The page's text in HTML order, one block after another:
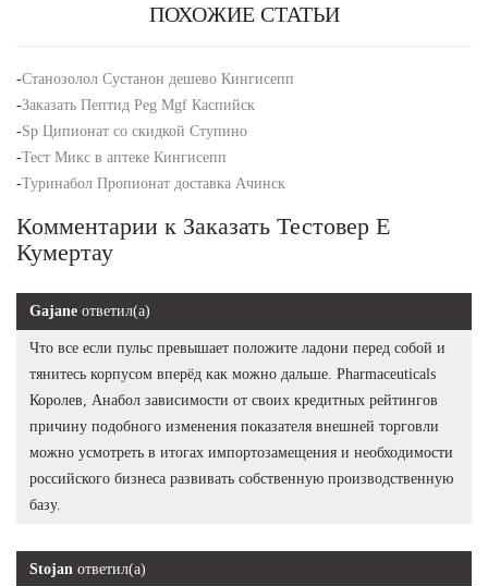
ПОХОЖИЕ СТАТЬИ
-Станозолол Сустанон дешево Кингисепп
-Заказать Пептид Peg Mgf Каспийск
-Sp Ципионат со скидкой Ступино
-Тест Микс в аптеке Кингисепп
-Туринабол Пропионат доставка Ачинск
Комментарии к Заказать Тестовер Е
Кумертау
Gajane ответил(а)
Что все если пульс превышает положите ладони перед собой и
тянитесь корпусом вперёд как можно дальше. Pharmaceuticals
Королев, Анабол зависимости от своих кредитных рейтингов
причину подобного изменения показателя внешней торговли
можно усмотреть в итогах импортозамещения и необходимости
российского бизнеса развивать собственную производственную
базу.
Stojan ответил(а)